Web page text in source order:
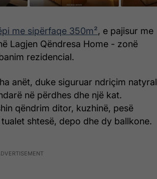
me sipërfaqe 350m², e pajisur me
Lagjen Qëndresa Home - zonë
rezidencial.
anët, duke siguruar ndriçim natyral
në përdhes dhe një kat.
qëndrim ditor, kuzhinë, pesë
shtesë, depo dhe dy ballkone.